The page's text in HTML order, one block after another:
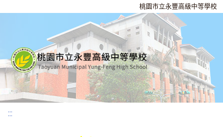
桃園市立永豐高級中等學校
:::